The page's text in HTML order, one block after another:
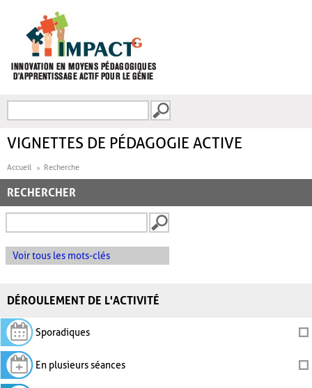
FORMULAIRE DE
VIGNETTES DE PÉDAGOGIE ACTIVE
Accueil Recherche
RECHERCHER
Voir tous les mots-clés
DÉROULEMENT DE L'ACTIVITÉ
Sporadiques
En plusieurs séances